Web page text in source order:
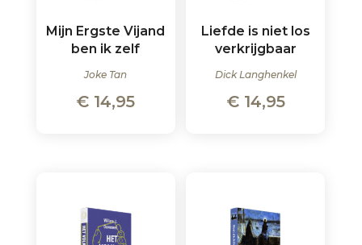
Mijn Ergste Vijand
ben ik zelf
Joke Tan
€ 14,95
Liefde is niet los
verkrijgbaar
Dick Langhenkel
€14,95